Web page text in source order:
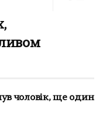
чоловік, ще один